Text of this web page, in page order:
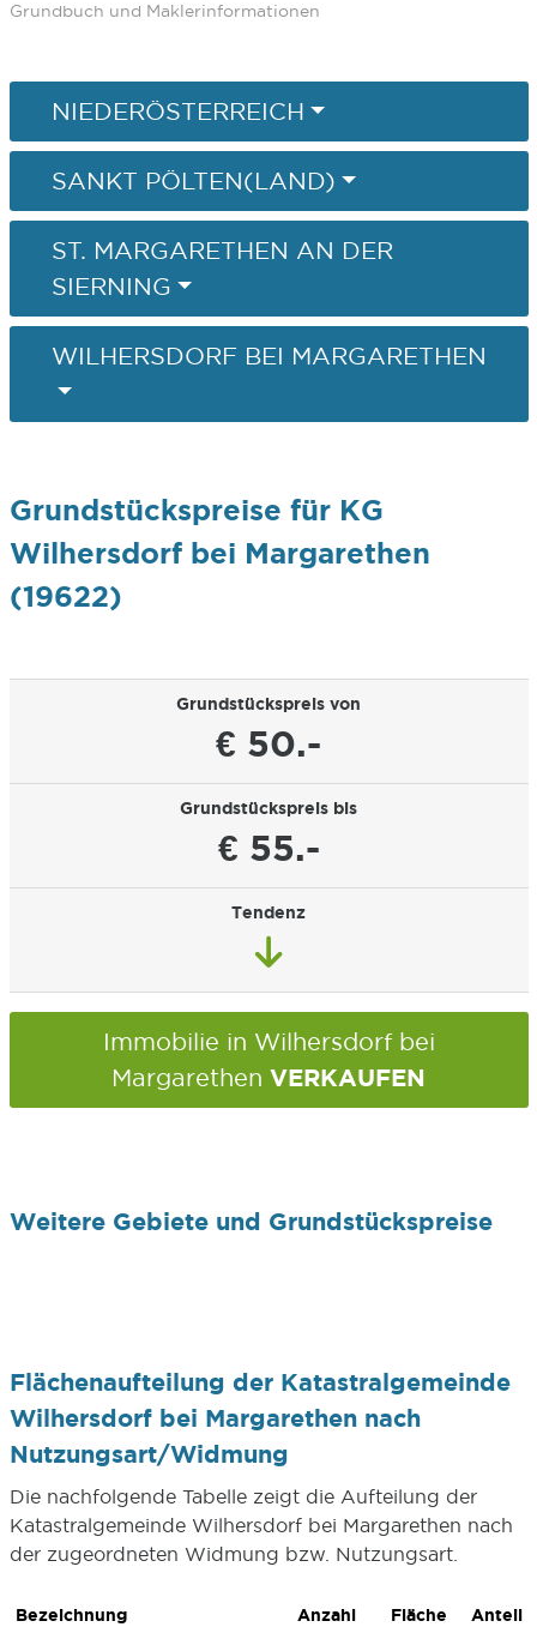
Grundbuch und Maklerinformationen
NIEDERÖSTERREICH
SANKT PÖLTEN(LAND)
ST. MARGARETHEN AN DER
SIERNING
WILHERSDORF BEI MARGARETHEN
Grundstückspreise für KG
Wilhersdorf bei Margarethen
(19622)
Grundstückspreis von
€ 50.-
Grundstückspreis bis
€ 55.-
Tendenz
Immobilie in Wilhersdorf bei
Margarethen VERKAUFEN
Weitere Gebiete und Grundstückspreise
Flächenaufteilung der Katastralgemeinde
Wilhersdorf bei Margarethen nach
Nutzungsart/Widmung
Die nachfolgende Tabelle zeigt die Aufteilung der
Katastralgemeinde Wilhersdorf bei Margarethen nach
der zugeordneten Widmung bzw. Nutzungsart.
Bezeichnung Anzahl Fläche Anteil